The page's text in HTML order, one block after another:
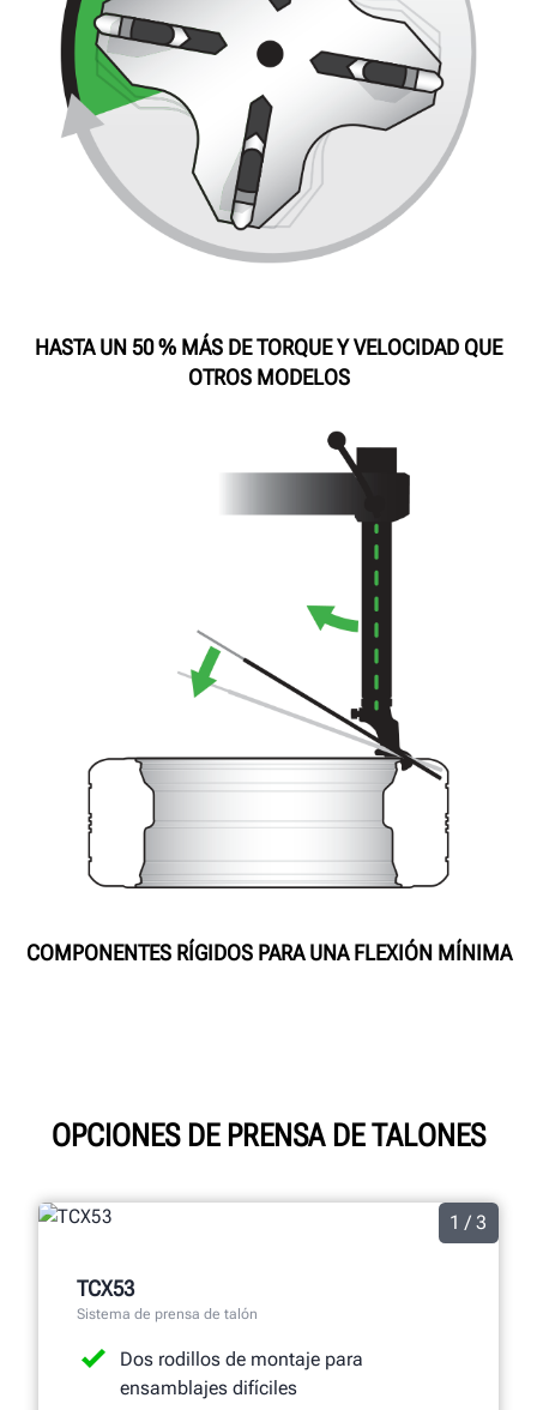
HASTA UN 50 % MÁS DE TORQUE Y VELOCIDAD QUE
OTROS MODELOS
COMPONENTES RÍGIDOS PARA UNA FLEXIÓN MÍNIMA
OPCIONES DE PRENSA DE TALONES
1 / 3
TCX53
Sistema de prensa de talón
Dos rodillos de montaje para
ensamblajes difíciles